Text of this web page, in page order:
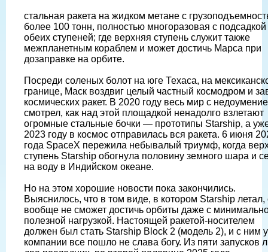
стальная ракета на жидком метане с
более 100 тонн, полностью многоразовая с подсадкой
обеих ступеней; где верхняя ступень служит также
межпланетным кораблем и может достичь Марса при
дозаправке на орбите.
Посреди соленых болот на юге Техаса, на
границе, Маск воздвиг целый частный космодром и
космических ракет. В 2020 году весь мир с
смотрел, как над этой площадкой ненадолго взлетают
огромные стальные бочки — прототипы Starship, а
2023 году в космос отправилась вся ракета. 6 июня
года SpaceX пережила небывалый триумф, когда
ступень Starship обогнула половину земного шара и
на воду в Индийском океане.
Но на этом хорошие новости пока закончились.
Выяснилось, что в том виде, в котором Starship летал,
вообще не сможет достичь орбиты даже с
полезной нагрузкой. Настоящей ракетой-носителем
должен был стать Starship Block 2 (модель 2), и с ним у
компании все пошло не слава богу. Из пяти запусков